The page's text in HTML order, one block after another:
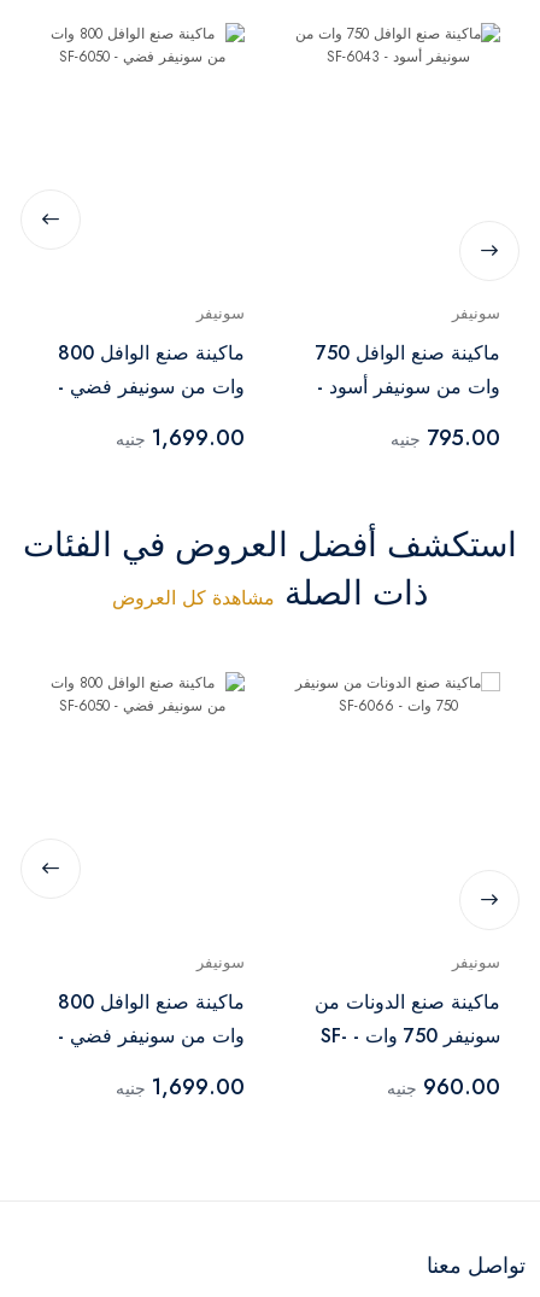
سونيفر
ماكينة صنع الوافل 750
وات من سونيفر أسود -
795.00 جنيه
سونيفر
ماكينة صنع الوافل 800
وات من سونيفر فضي -
1,699.00 جنيه
استكشف أفضل العروض في الفئات
ذات الصلة مشاهدة كل العروض
سونيفر
ماكينة صنع الدونات من
سونيفر 750 وات - SF-
960.00 جنيه
سونيفر
ماكينة صنع الوافل 800
وات من سونيفر فضي -
1,699.00 جنيه
تواصل معنا